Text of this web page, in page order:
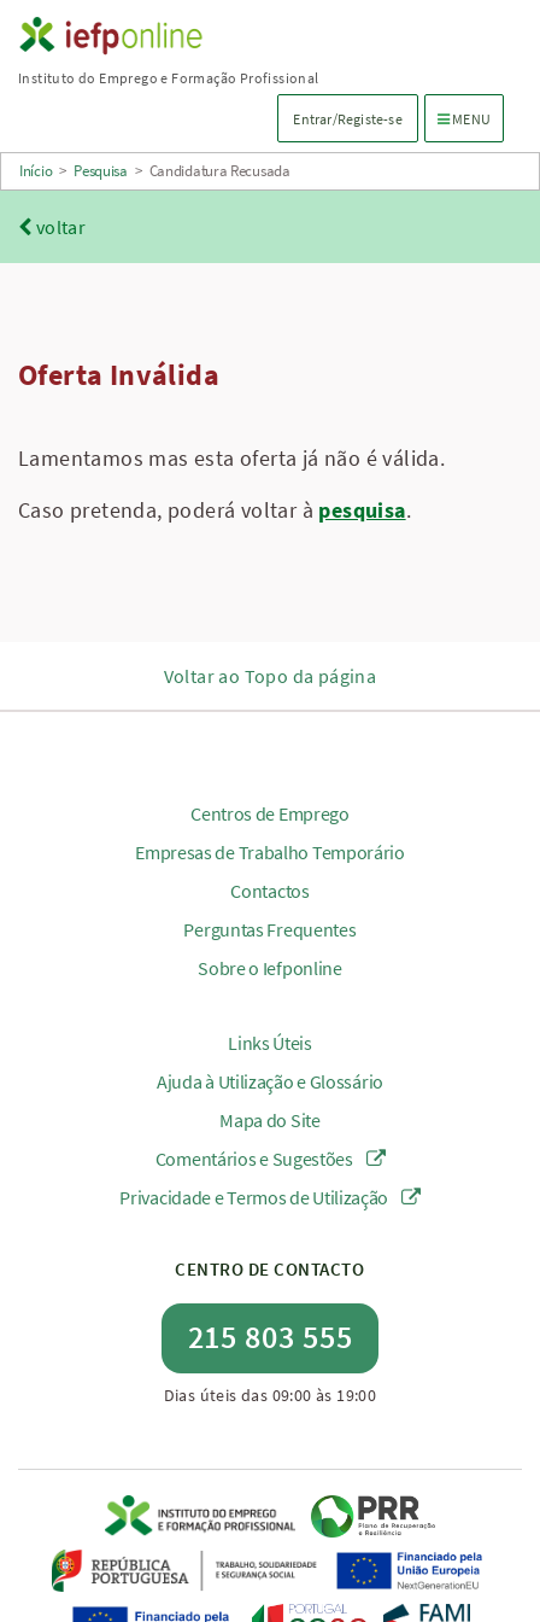
Saltar
para
principal
Instituto do Emprego e Formação Profissional
Entrar/Registe-se Menu de
MENU
Início > Pesquisa > Candidatura Recusada
voltar
Oferta Inválida
Lamentamos mas esta oferta já não é válida.
Caso pretenda, poderá voltar à pesquisa.
Voltar ao Topo da página
Centros de Emprego
Empresas de Trabalho Temporário
Contactos
Perguntas Frequentes
Sobre o Iefponline
Links Úteis
Ajuda à Utilização e Glossário
Mapa do Site
Comentários e Sugestões
Privacidade e Termos de Utilização
CENTRO DE CONTACTO
215 803 555
Dias úteis das 09:00 às 19:00